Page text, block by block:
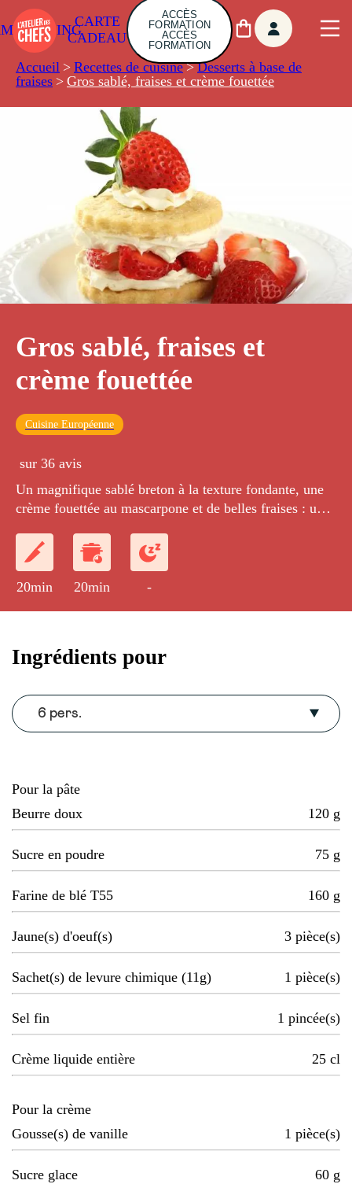
CARTE
CADEAU
ACCÈS
FORMATION
ACCÈS
FORMATION
Accueil > Recettes de cuisine > Desserts à base de
fraises > Gros sablé, fraises et crème fouettée
Gros sablé, fraises et
crème fouettée
Cuisine Européenne
sur 36 avis
Un magnifique sablé breton à la texture fondante, une
crème fouettée au mascarpone et de belles fraises : un
20min 20min -
Ingrédients pour
6 pers.
Pour la pâte
Beurre doux
120 g
Sucre en poudre 75 g
Farine de blé T55 160 g
Jaune(s) d'oeuf(s) 3 pièce(s)
Sachet(s) de levure chimique (11g) 1 pièce(s)
Sel fin 1 pincée(s)
Crème liquide entière 25 cl
Pour la crème
Gousse(s) de vanille
1 pièce(s)
Sucre glace 60 g